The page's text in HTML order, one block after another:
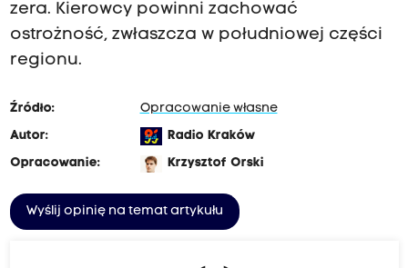
zera. Kierowcy powinni zachować
ostrożność, zwłaszcza w południowej części
regionu.
Źródło:
Opracowanie własne
Autor:
Radio Kraków
Opracowanie:
Krzysztof Orski
Wyślij opinię na temat artykułu